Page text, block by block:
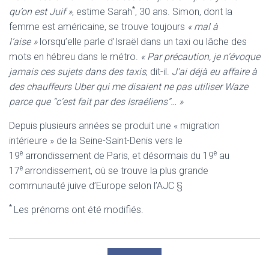
qu’on est Juif », estime Sarah*, 30 ans. Simon, dont la
femme est américaine, se trouve toujours « mal à
l’aise »lorsqu’elle parle d’Israël dans un taxi ou lâche des
mots en hébreu dans le métro. « Par précaution, je n’évoque
jamais ces sujets dans des taxis, dit-il. J’ai déjà eu affaire à
des chauffeurs Uber qui me disaient ne pas utiliser Waze
parce que “c’est fait par des Israéliens”… »
Depuis plusieurs années se produit une « migration
intérieure » de la Seine-Saint-Denis vers le
19e arrondissement de Paris, et désormais du 19e au
17e arrondissement, où se trouve la plus grande
communauté juive d’Europe selon l’AJC §
* Les prénoms ont été modifiés.